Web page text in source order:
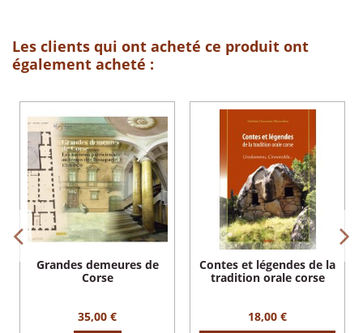
Les clients qui ont acheté ce produit ont
également acheté :
Grandes demeures de
Corse
35,00 €
Contes et légendes de la
tradition orale corse
18,00 €